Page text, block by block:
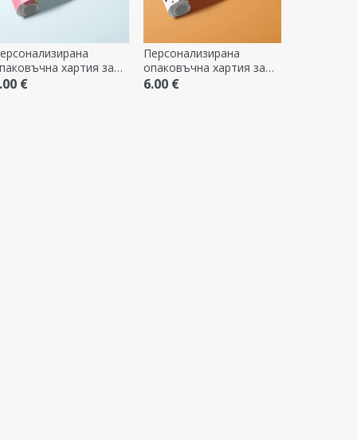
хартия за
с фотография
€
Персонализирана
опаковъчна хартия за
подаръци с текст - Днес
6.00 €